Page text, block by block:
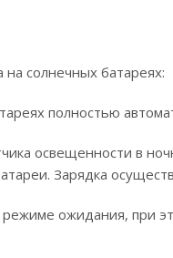
солнечных батареях:
полностью
освещенности в
Зарядка
ожидания, при